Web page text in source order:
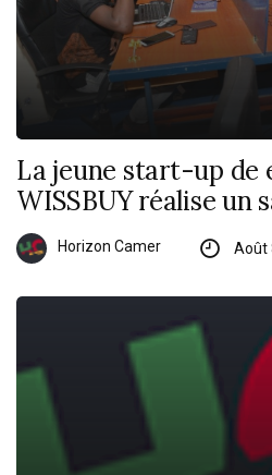
La jeune start-up de
WISSBUY réalise un
Horizon Camer Août